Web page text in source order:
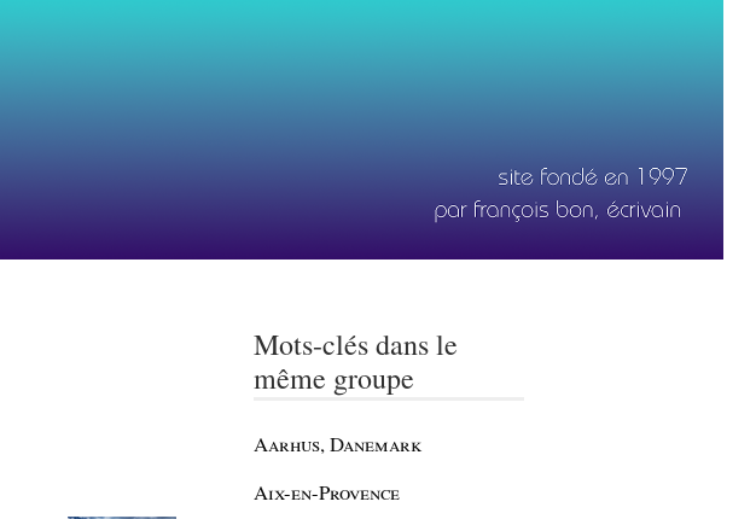
Mots-clés dans le
même groupe
Aarhus, Danemark
Aix-en-Provence